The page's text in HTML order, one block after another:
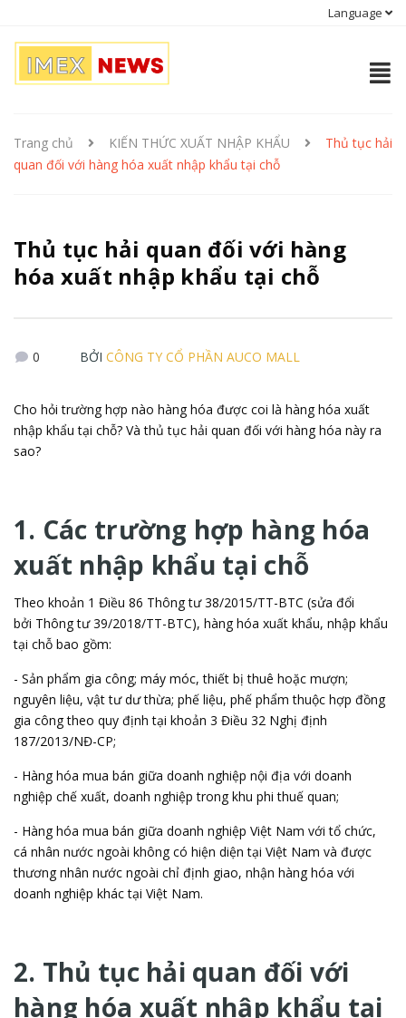
Language
Trang chủ KIẾN THỨC XUẤT NHẬP KHẨU
Thủ tục hải
quan đối với hàng hóa xuất nhập khẩu tại chỗ
Thủ tục hải quan đối với hàng
hóa xuất nhập khẩu tại chỗ
0 BỞI CÔNG TY CỔ PHẦN AUCO MALL
Cho hỏi trường hợp nào hàng hóa được coi là hàng hóa xuất
nhập khẩu tại chỗ? Và thủ tục hải quan đối với hàng hóa này ra
sao?
1. Các trường hợp hàng hóa
xuất nhập khẩu tại chỗ
Theo khoản 1 Điều 86 Thông tư 38/2015/TT-BTC (sửa đổi
bởi Thông tư 39/2018/TT-BTC), hàng hóa xuất khẩu, nhập khẩu
tại chỗ bao gồm:
- Sản phẩm gia công; máy móc, thiết bị thuê hoặc mượn;
nguyên liệu, vật tư dư thừa; phế liệu, phế phẩm thuộc hợp đồng
gia công theo quy định tại khoản 3 Điều 32 Nghị định
187/2013/NĐ-CP;
- Hàng hóa mua bán giữa doanh nghiệp nội địa với doanh
nghiệp chế xuất, doanh nghiệp trong khu phi thuế quan;
- Hàng hóa mua bán giữa doanh nghiệp Việt Nam với tổ chức,
cá nhân nước ngoài không có hiện diện tại Việt Nam và được
thương nhân nước ngoài chỉ định giao, nhận hàng hóa với
doanh nghiệp khác tại Việt Nam.
2. Thủ tục hải quan đối với
hàng hóa xuất nhập khẩu tại